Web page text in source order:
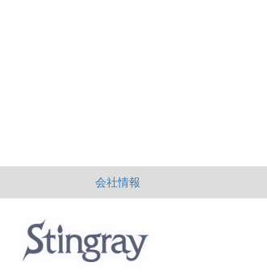
会社情報